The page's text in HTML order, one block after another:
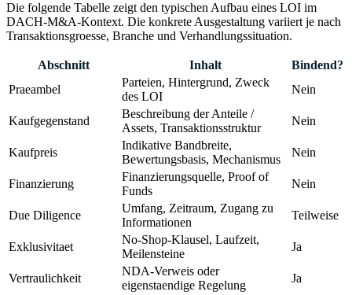
Die folgende Tabelle zeigt den typischen Aufbau eines LOI im
DACH-M&A-Kontext. Die konkrete Ausgestaltung variiert je nach
Transaktionsgroesse, Branche und Verhandlungssituation.
Abschnitt Inhalt
Bindend?
Praeambel
Parteien, Hintergrund, Zweck
des LOI
Nein
Kaufgegenstand
Beschreibung der Anteile /
Assets, Transaktionsstruktur
Nein
Kaufpreis
Indikative Bandbreite,
Bewertungsbasis, Mechanismus
Nein
Finanzierung
Finanzierungsquelle, Proof of
Funds
Nein
Due Diligence
Umfang, Zeitraum, Zugang zu
Informationen
Teilweise
Exklusivitaet
No-Shop-Klausel, Laufzeit,
Meilensteine
Ja
Vertraulichkeit
NDA-Verweis oder
eigenstaendige Regelung
Ja